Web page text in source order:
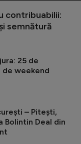
contribuabilii:
semnătură
25 de
de weekend
– Pitești,
Bolintin Deal din